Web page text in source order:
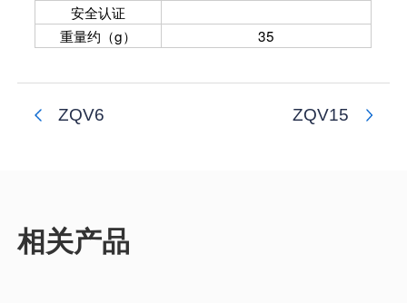
安全认证
重量约（g）
35
ZQV6 ZQV15
相关产品